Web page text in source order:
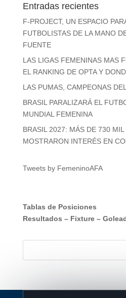
Entradas recientes
F-PROJECT, UN ESPACIO
FUTBOLISTAS DE LA MANO
FUENTE
LAS LIGAS FEMENINAS MAS
EL RANKING DE OPTA Y
LAS PUMAS, CAMPEONAS
BRASIL PARALIZARÁ EL
MUNDIAL FEMENINA
BRASIL 2027: MÁS DE 730 MIL
MOSTRARON INTERÉS EN
Tweets by FemeninoAFA
Tablas de Posiciones
Resultados – Fixture–